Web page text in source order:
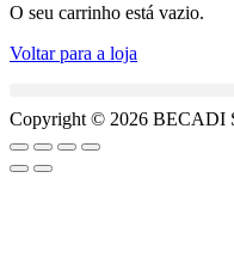
O seu carrinho está vazio.
Voltar para a loja
Copyright © 2026 BECADI